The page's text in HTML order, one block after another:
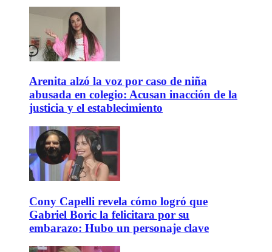
Arenita alzó la voz por caso de niña
abusada en colegio: Acusan inacción de la
justicia y el establecimiento
Cony Capelli revela cómo logró que
Gabriel Boric la felicitara por su
embarazo: Hubo un personaje clave